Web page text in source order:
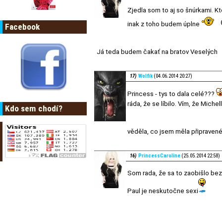
Facebook
Kdo sem chodí?
Zjedla som to aj so šnúrkami.
inak z toho budem úplne
Já teda budem čakať na bratov Veselých
17) Wolfik (04.06.2014 20:27)
Princess - tys to dala celé???
ráda, že se líbilo. Vím, že
věděla, co jsem měla
16) PrincessCaroline (25.05.2014 22:58)
Som rada, že sa to zaobišlo
Paul je neskutočne sexi